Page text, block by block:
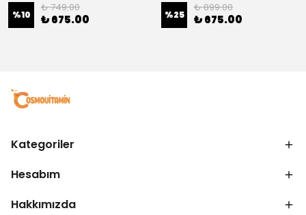
%10
₺ 749.00
₺ 675.00 %25
₺ 899.00
₺ 675.00
Kategoriler
Hesabım
Hakkımızda